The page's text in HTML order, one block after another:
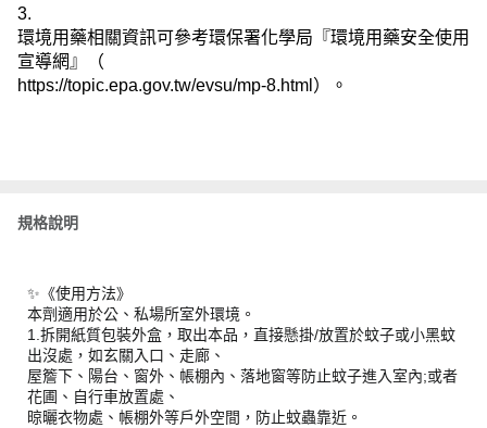
3.
環境用藥相關資訊可參考環保署化學局『環境用藥安全使用
宣導網』（
https://topic.epa.gov.tw/evsu/mp-8.html ）。
規格說明
✨《使用方法》
本劑適用於公、私場所室外環境。
1.拆開紙質包裝外盒，取出本品，直接懸掛/放置於蚊子或小黑蚊
出沒處，如玄關入口、走廊、
屋簷下、陽台、窗外、帳棚內、落地窗等防止蚊子進入室內;或者
花圃、自行車放置處、
晾曬衣物處、帳棚外等戶外空間，防止蚊蟲靠近。